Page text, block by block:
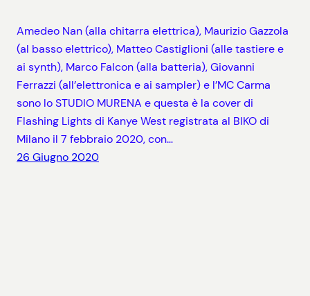
Amedeo Nan (alla chitarra elettrica), Maurizio Gazzola
(al basso elettrico), Matteo Castiglioni (alle tastiere e
ai synth), Marco Falcon (alla batteria), Giovanni
Ferrazzi (all’elettronica e ai sampler) e l’MC Carma
sono lo STUDIO MURENA e questa è la cover di
Flashing Lights di Kanye West registrata al BIKO di
Milano il 7 febbraio 2020, con…
26 Giugno 2020